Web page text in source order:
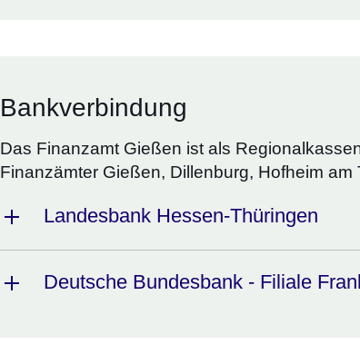
Bankverbindung
Das Finanzamt Gießen ist als
Finanzämter Gießen, Dillenburg, Hofheim am
Landesbank Hessen-Thüringen
Deutsche Bundesbank - Filiale